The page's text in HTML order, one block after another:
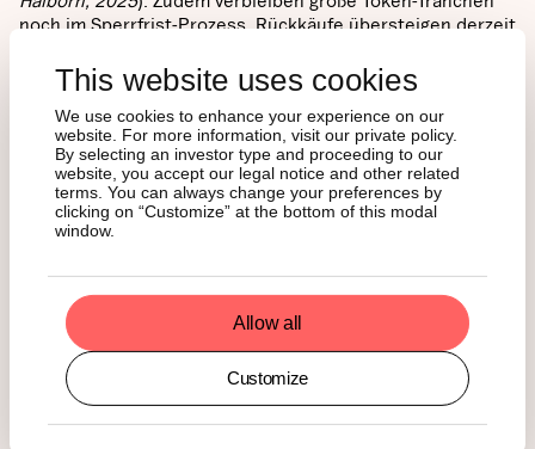
This website uses cookies
We use cookies to enhance your experience on our
website. For more information, visit our private policy.
By selecting an investor type and proceeding to our
website, you accept our legal notice and other related
terms. You can always change your preferences by
clicking on “Customize” at the bottom of this modal
window.
Allow all
Customize
noch im Sperrfrist-Prozess. Rückkäufe übersteigen derzeit
Handelsvolumen stabil bleiben.
HÄUFIG GESTELLTE
FRAGEN
regulierter, börsennotierter Fonds, der HYPE – den
nativen Token der Hyperliquid-Blockchain – im Namen von
Anlegern hält. Sie erwerben ihn über ein Standard-
Brokerage-Konto, genau wie eine Aktie oder einen
Indexfonds.